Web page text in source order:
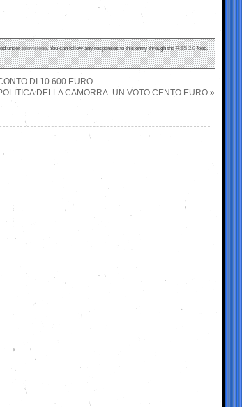
undertelevisione. You can follow any responses to this entry through theRSS 2.0feed.
DI 10.600 EURO
DELLA CAMORRA: UN VOTO CENTO EURO »